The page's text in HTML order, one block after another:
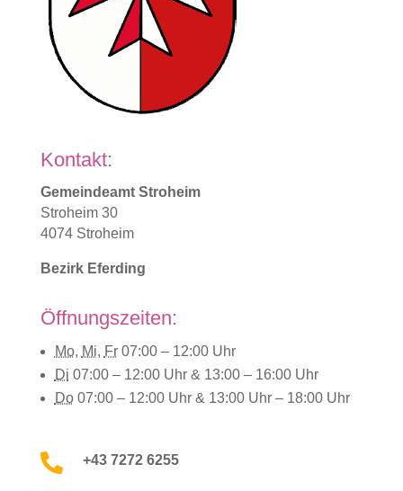
Kontakt:
Gemeindeamt Stroheim
Stroheim 30
4074 Stroheim
Bezirk Eferding
Öffnungszeiten:
Mo, Mi, Fr 07:00 – 12:00 Uhr
Di 07:00 – 12:00 Uhr & 13:00 – 16:00 Uhr
Do 07:00 – 12:00 Uhr& 13:00 Uhr– 18:00 Uhr
 +43 7272 6255